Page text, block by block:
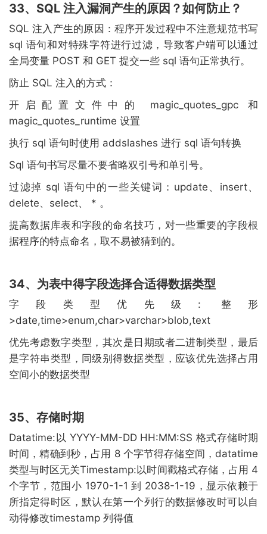
33、SQL 注入漏洞产生的原因？如何防止？
SQL 注入产生的原因：程序开发过程中不注意规范书写
sql 语句和对特殊字符进行过滤，导致客户端可以通过
全局变量 POST 和 GET 提交一些 sql 语句正常执行。
防止 SQL 注入的方式：
开启配置文件中的 magic_quotes_gpc 和
magic_quotes_runtime 设置
执行 sql 语句时使用 addslashes 进行 sql 语句转换
Sql 语句书写尽量不要省略双引号和单引号。
过滤掉 sql 语句中的一些关键词：update、insert、
delete、select、 * 。
提高数据库表和字段的命名技巧，对一些重要的字段根
据程序的特点命名，取不易被猜到的。
34、为表中得字段选择合适得数据类型
字段类型优先级: 整形
>date,time>enum,char>varchar>blob,text
优先考虑数字类型，其次是日期或者二进制类型，最后
是字符串类型，同级别得数据类型，应该优先选择占用
空间小的数据类型
35、存储时期
Datatime:以 YYYY-MM-DD HH:MM:SS 格式存储时期
时间，精确到秒，占用 8 个字节得存储空间，datatime
类型与时区无关Timestamp:以时间戳格式存储，占用 4
个字节，范围小 1970-1-1 到 2038-1-19，显示依赖于
所指定得时区，默认在第一个列行的数据修改时可以自
动得修改timestamp 列得值